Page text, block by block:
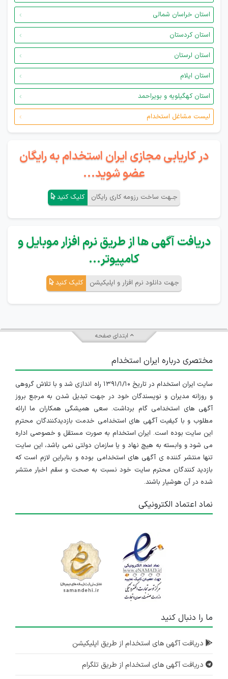
استان خراسان شمالی
استان کردستان
استان لرستان
استان ایلام
استان کهگیلویه و بویراحمد
لیست مشاغل استخدام
در کاریابی مجازی ایران استخدام به رایگان
عضو شوید...
جـهت ساخت رزومه کاری رایگان کلیک کنید
دریافت آگهی ها از طریق نرم افزار موبایل و
کامپیوتر...
جهت دانلود نرم افزار و اپلیکیشن کلیک کنید
ابتدای صفحه
مختصری درباره ایران استخدام
سایت ایران استخدام در تاریخ ۱۳۹۱/۱/۱۰ راه اندازی شد و با تلاش گروهی
و روزانه مدیران و نویسندگان خود در جهت تبدیل شدن به مرجع بروز
آگهی های استخدامی گام برداشت. سعی همیشگی همکاران ما ارائه
مطلوب و با کیفیت آگهی های استخدامی خدمت بازدیدکنندگان محترم
این سایت بوده است. ایران استخدام به صورت مستقل و خصوصی اداره
می شود و وابسته به هیچ نهاد و یا سازمان دولتی نمی باشد، این سایت
تنها منتشر کننده ی آگهی های استخدامی بوده و بنابراین لازم است که
بازدید کنندگان محترم سایت خود نسبت به صحت و سقم اخبار منتشر
شده در آن هوشیار باشند.
نماد اعتماد الکترونیکی
ما را دنبال کنید
دریافت آگهی های استخدام از طریق اپلیکیشن
دریافت آگهی های استخدام از طریق تلگرام